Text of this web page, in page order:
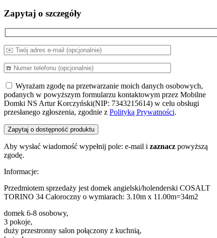
Zapytaj o szczegóły
Wyrażam zgodę na przetwarzanie moich danych osobowych,
podanych w powyższym formularzu kontaktowym przez Mobilne
Domki NS Artur Korczyński(NIP: 7343215614) w celu obsługi
przesłanego zgłoszenia, zgodnie z Polityką Prywatności.
Aby wysłać wiadomość wypełnij pole: e-mail i zaznacz powyższą
zgodę.
Informacje:
Przedmiotem sprzedaży jest domek angielski/holenderski COSALT
TORINO 34 Całoroczny o wymiarach: 3.10m x 11.00m=34m2
domek 6-8 osobowy,
3 pokoje,
duży przestronny salon połączony z kuchnią,